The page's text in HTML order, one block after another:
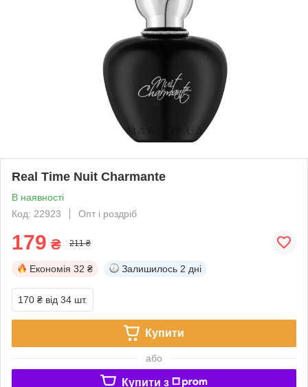
Real Time Nuit Charmante
В наявності
Код: 22923
Опт і роздріб
179 ₴ 211 ₴
Економія 32 ₴ Залишилось 2 дні
170 ₴ від 34 шт.
Купити
або
Купити з